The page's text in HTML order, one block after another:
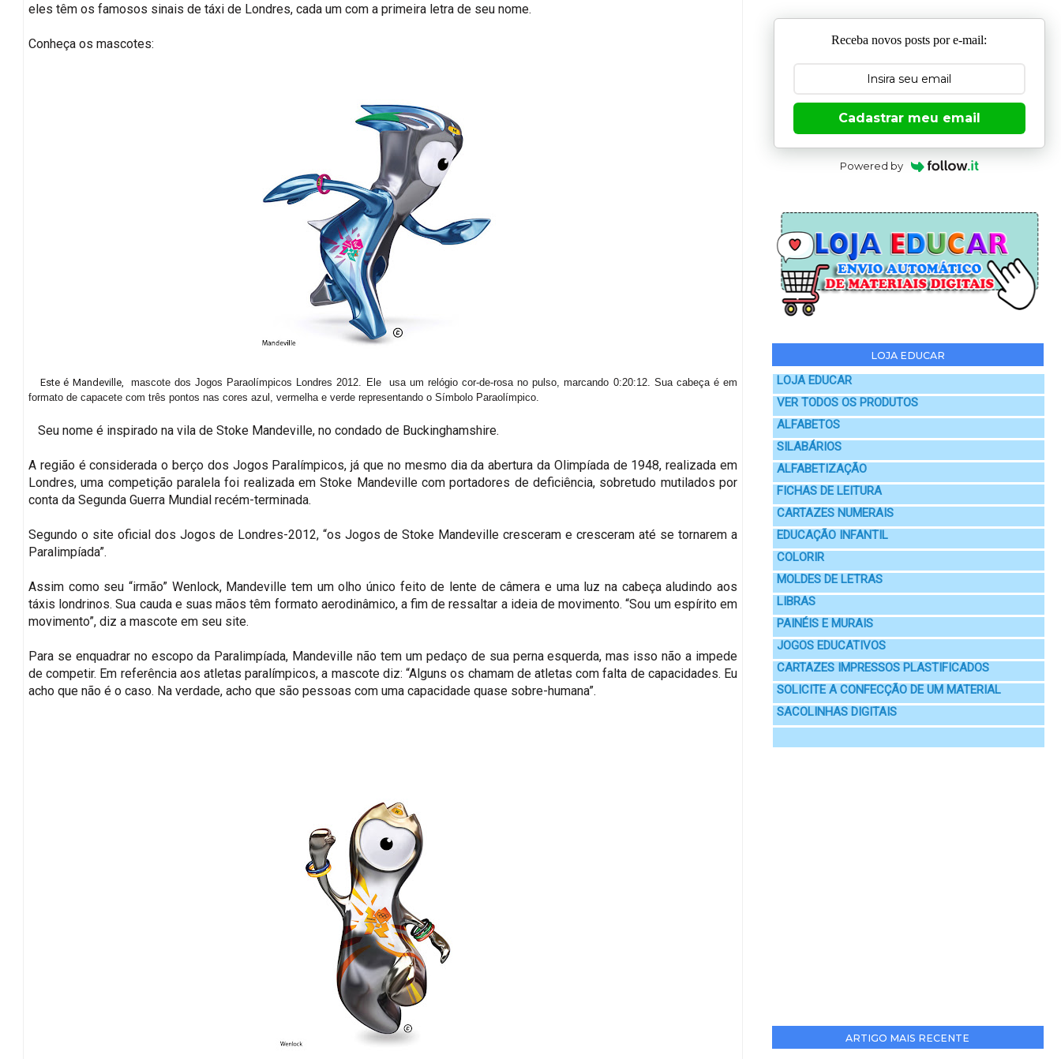
eles têm os famosos sinais de táxi de Londres, cada um com a primeira letra de seu nome.
Conheça os mascotes:
Este é Mandeville,
mascote dos Jogos Paraolímpicos Londres 2012. Ele usa um relógio cor-de-rosa no pulso, marcando 0:20:12. Sua cabeça é em
formato de capacete com três pontos nas cores azul, vermelha e verde representando o Símbolo Paraolímpico.
Seu nome é inspirado na vila de Stoke Mandeville, no condado de Buckinghamshire.
A região é considerada o berço dos Jogos Paralímpicos, já que no mesmo dia da abertura da Olimpíada de 1948, realizada em
Londres, uma competição paralela foi realizada em Stoke Mandeville com portadores de deficiência, sobretudo mutilados por
conta da Segunda Guerra Mundial recém-terminada.
Segundo o site oficial dos Jogos de Londres-2012, “os Jogos de Stoke Mandeville cresceram e cresceram até se tornarem a
Paralimpíada”.
Assim como seu “irmão” Wenlock, Mandeville tem um olho único feito de lente de câmera e uma luz na cabeça aludindo aos
táxis londrinos. Sua cauda e suas mãos têm formato aerodinâmico, a fim de ressaltar a ideia de movimento. “Sou um espírito em
movimento”, diz a mascote em seu site.
Para se enquadrar no escopo da Paralimpíada, Mandeville não tem um pedaço de sua perna esquerda, mas isso não a impede
de competir. Em referência aos atletas paralímpicos, a mascote diz: “Alguns os chamam de atletas com falta de capacidades. Eu
acho que não é o caso. Na verdade, acho que são pessoas com uma capacidade quase sobre-humana”.
Receba novos posts por e-mail:
Cadastrar meu email
Powered by
LOJA EDUCAR
LOJA EDUCAR
VER TODOS OS PRODUTOS
ALFABETOS
SILABÁRIOS
ALFABETIZAÇÃO
FICHAS DE LEITURA
CARTAZES NUMERAIS
EDUCAÇÃO INFANTIL
COLORIR
MOLDES DE LETRAS
LIBRAS
PAINÉIS E MURAIS
JOGOS EDUCATIVOS
CARTAZES IMPRESSOS PLASTIFICADOS
SOLICITE A CONFECÇÃO DE UM MATERIAL
SACOLINHAS DIGITAIS
ARTIGO MAIS RECENTE